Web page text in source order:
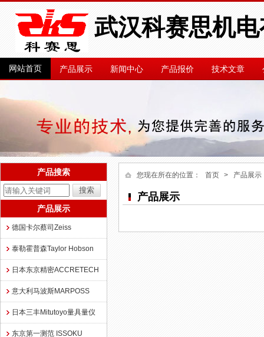
武汉科赛思机
网站首页 产品展示 新闻中心 产品报价 技术文章
产品搜索
产品展示
德国卡尔蔡司Zeiss
泰勒霍普森Taylor Hobson
日本东京精密ACCRETECH
意大利马波斯MARPOSS
日本三丰Mitutoyo量具量仪
东京第一测范 ISSOKU
您现在所在的位置： 首页 > 产品展示
产品展示